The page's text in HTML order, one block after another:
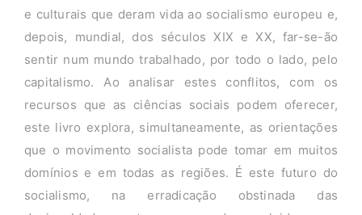
e culturais que deram vida ao socialismo europeu e,
depois, mundial, dos séculos XIX e XX, far-se-ão
sentir num mundo trabalhado, por todo o lado, pelo
capitalismo. Ao analisar estes conflitos, com os
recursos que as ciências sociais podem oferecer,
este livro explora, simultaneamente, as orientações
que o movimento socialista pode tomar em muitos
domínios e em todas as regiões. É este futuro do
socialismo, na erradicação obstinada das